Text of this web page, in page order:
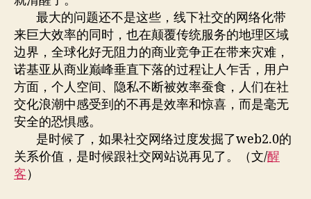
最大的问题还不是这些，线下社交的网络化带
来巨大效率的同时，也在颠覆传统服务的地理区域
边界，全球化好无阻力的商业竞争正在带来灾难，
诺基亚从商业巅峰垂直下落的过程让人乍舌，用户
方面，个人空间、隐私不断被效率蚕食，人们在社
交化浪潮中感受到的不再是效率和惊喜，而是毫无
安全的恐惧感。
是时候了，如果社交网络过度发掘了web2.0的
关系价值，是时候跟社交网站说再见了。（文/醒
客）